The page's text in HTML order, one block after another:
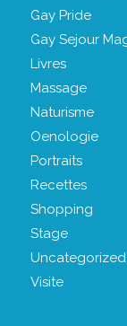
Gay Pride
Gay Sejour
Livres
Massage
Naturisme
Oenologie
Portraits
Recettes
Shopping
Stage
Uncategorized
Visite